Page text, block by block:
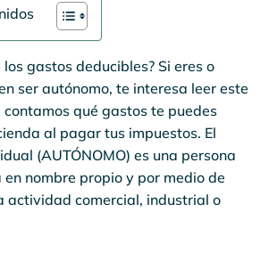
los gastos deducibles? Si eres o
ser autónomo, te interesa leer este
qué gastos te puedes
al pagar tus impuestos. El
(AUTÓNOMO) es una persona
nombre propio y por medio de
actividad comercial, industrial o